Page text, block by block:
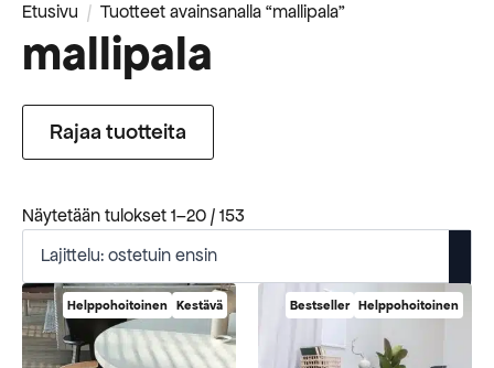
Etusivu Tuotteet avainsanalla “mallipala”
mallipala
Rajaa tuotteita
Näytetään tulokset 1–20 / 153
Helppohoitoinen Kestävä Bestseller Helppohoitoinen